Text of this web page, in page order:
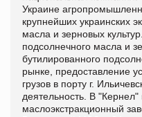
Украине
крупнейших украинских
масла и зерновых
подсолнечного масла и
бутилированного
рынке, предоставление
грузов в порту г.
деятельность. В "Кернел"
маслоэкстракционный